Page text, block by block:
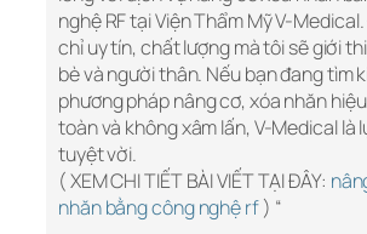
nghệ RF tại Viện Thẩm Mỹ V-
chỉ uy tín, chất lượng mà tôi sẽ giới
bè và người thân. Nếu bạn đang tìm
phương pháp nâng cơ, xóa nhăn
toàn và không xâm lấn, V-Medical là
tuyệt vời.
( XEM CHI TIẾT BÀI VIẾT TẠI ĐÂY:
nhăn bằng công nghệ rf) “